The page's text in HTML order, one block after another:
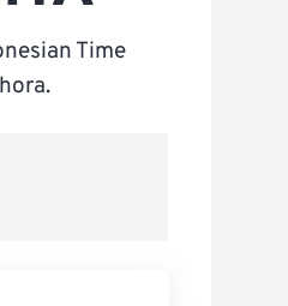
Time